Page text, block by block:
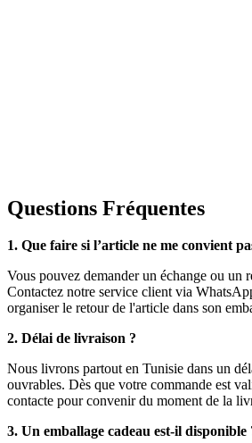
Questions Fréquentes
1. Que faire si l’article ne me convient
Vous pouvez demander un échange ou un
Contactez notre service client via
organiser le retour de l'article dans son
2. Délai de livraison ?
Nous livrons partout en Tunisie dans un
ouvrables. Dès que votre commande est
contacte pour convenir du moment de la
3. Un emballage cadeau est-il disponible